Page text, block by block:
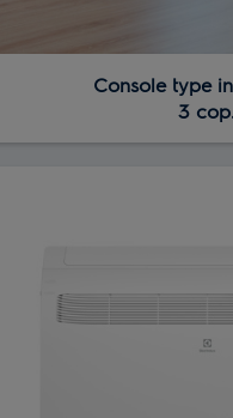
Console type
3 cop.